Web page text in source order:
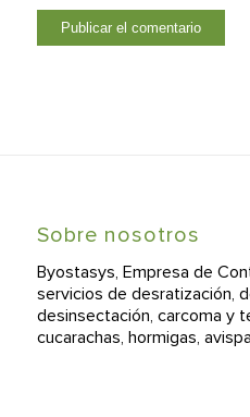
Sobre nosotros
Byostasys, Empresa de
servicios de desratización,
desinsectación, carcoma y
cucarachas, hormigas,